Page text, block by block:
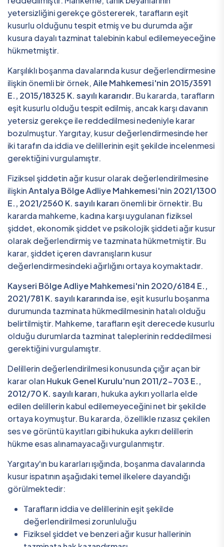
yetersizliğini gerekçe göstererek, tarafların eşit
kusurlu olduğunu tespit etmiş ve bu durumda ağır
kusura dayalı tazminat talebinin kabul edilemeyeceğine
hükmetmiştir.
Karşılıklı boşanma davalarında kusur değerlendirmesine
ilişkin önemli bir örnek,Aile Mahkemesi'nin 2015/3591
E., 2015/18325 K. sayılı kararıdır. Bu kararda, tarafların
eşit kusurlu olduğu tespit edilmiş, ancak karşı davanın
yetersiz gerekçe ile reddedilmesi nedeniyle karar
bozulmuştur. Yargıtay, kusur değerlendirmesinde her
iki tarafın da iddia ve delillerinin eşit şekilde incelenmesi
gerektiğini vurgulamıştır.
Fiziksel şiddetin ağır kusur olarak değerlendirilmesine
ilişkinAntalya Bölge Adliye Mahkemesi'nin 2021/1300
E., 2021/2560 K. sayılı kararı önemli bir örnektir. Bu
kararda mahkeme, kadına karşı uygulanan fiziksel
şiddet, ekonomik şiddet ve psikolojik şiddeti ağır kusur
olarak değerlendirmiş ve tazminata hükmetmiştir. Bu
karar, şiddet içeren davranışların kusur
değerlendirmesindeki ağırlığını ortaya koymaktadır.
Kayseri Bölge Adliye Mahkemesi'nin 2020/6184 E.,
2021/781 K. sayılı kararında ise, eşit kusurlu boşanma
durumunda tazminata hükmedilmesinin hatalı olduğu
belirtilmiştir. Mahkeme, tarafların eşit derecede kusurlu
olduğu durumlarda tazminat taleplerinin reddedilmesi
gerektiğini vurgulamıştır.
Delillerin değerlendirilmesi konusunda çığır açan bir
karar olan Hukuk Genel Kurulu'nun 2011/2-703 E.,
2012/70 K. sayılı kararı, hukuka aykırı yollarla elde
edilen delillerin kabul edilemeyeceğini net bir şekilde
ortaya koymuştur. Bu kararda, özellikle rızasız çekilen
ses ve görüntü kayıtları gibi hukuka aykırı delillerin
hükme esas alınamayacağı vurgulanmıştır.
Yargıtay'ın bu kararları ışığında, boşanma davalarında
kusur ispatının aşağıdaki temel ilkelere dayandığı
görülmektedir:
Tarafların iddia ve delillerinin eşit şekilde
değerlendirilmesi zorunluluğu
Fiziksel şiddet ve benzeri ağır kusur hallerinin